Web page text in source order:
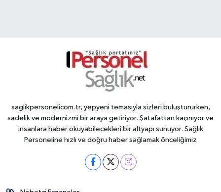
saglikpersonelicom.tr, yepyeni temasıyla sizleri buluştururken,
sadelik ve modernizmi bir araya getiriyor. Şatafattan kaçınıyor ve
insanlara haber okuyabilecekleri bir altyapı sunuyor. Sağlık
Personeline hızlı ve doğru haber sağlamak önceliğimiz